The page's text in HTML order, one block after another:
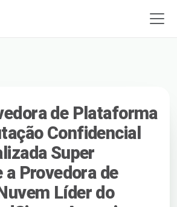
de Plataforma
Confidencial
Super
a Provedora de
Líder do